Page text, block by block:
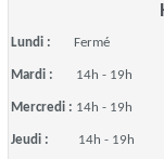
Lundi : Fermé
Mardi : 14h - 19h
Mercredi : 14h - 19h
Jeudi : 14h - 19h